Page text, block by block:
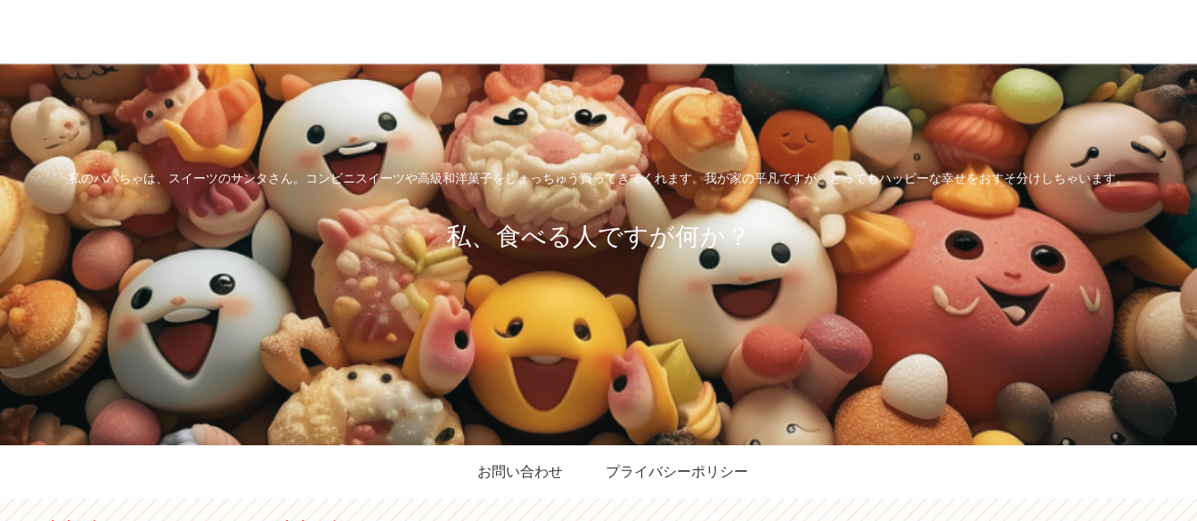
私のパパちゃは、スイーツのサンタさん。コンビニスイーツや高級和洋菓子をしょっちゅう買ってきてくれます。我が家の平凡ですが、とってもハッピーな幸せをおすそ分けしちゃいます。
私、食べる人ですが何か？
お問い合わせ プライバシーポリシー